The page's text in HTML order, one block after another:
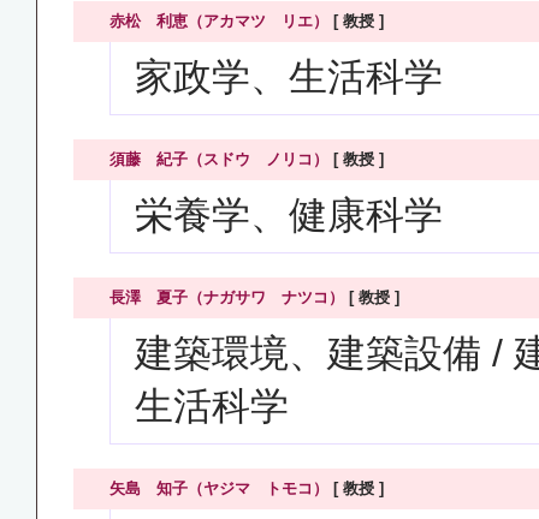
赤松 利恵（アカマツ リエ） [ 教授 ]
家政学、生活科学
須藤 紀子（スドウ ノリコ） [ 教授 ]
栄養学、健康科学
長澤 夏子（ナガサワ ナツコ） [ 教授 ]
建築環境、建築設備 /
生活科学
矢島 知子（ヤジマ トモコ） [ 教授 ]